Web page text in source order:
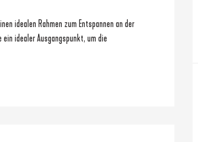
idealen Rahmen zum Entspannen an der
idealer Ausgangspunkt, um die